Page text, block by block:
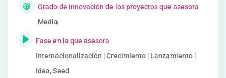
Grado de innovación de los proyectos que asesora
Media
Fase en la que asesora
Internacionalización | Crecimiento | Lanzamiento |
Idea, Seed